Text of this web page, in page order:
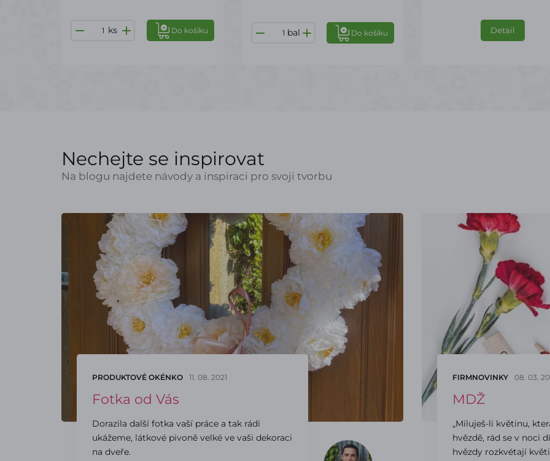
ks Do košíku bal Do košíku Detail
Nechejte se inspirovat
Na blogu najdete návody a inspiraci pro svoji tvorbu
PRODUKTOVÉ OKÉNKO 11. 08. 2021
Fotka od Vás
Dorazila další fotka vaší práce a tak rádi
ukážeme, látkové pivoně velké ve vaši dekoraci
na dveře.
FIRMNOVINKY 08. 03.
MDŽ
„Miluješ-li květinu,
hvězdě, rád se v noci
hvězdy rozkvétají